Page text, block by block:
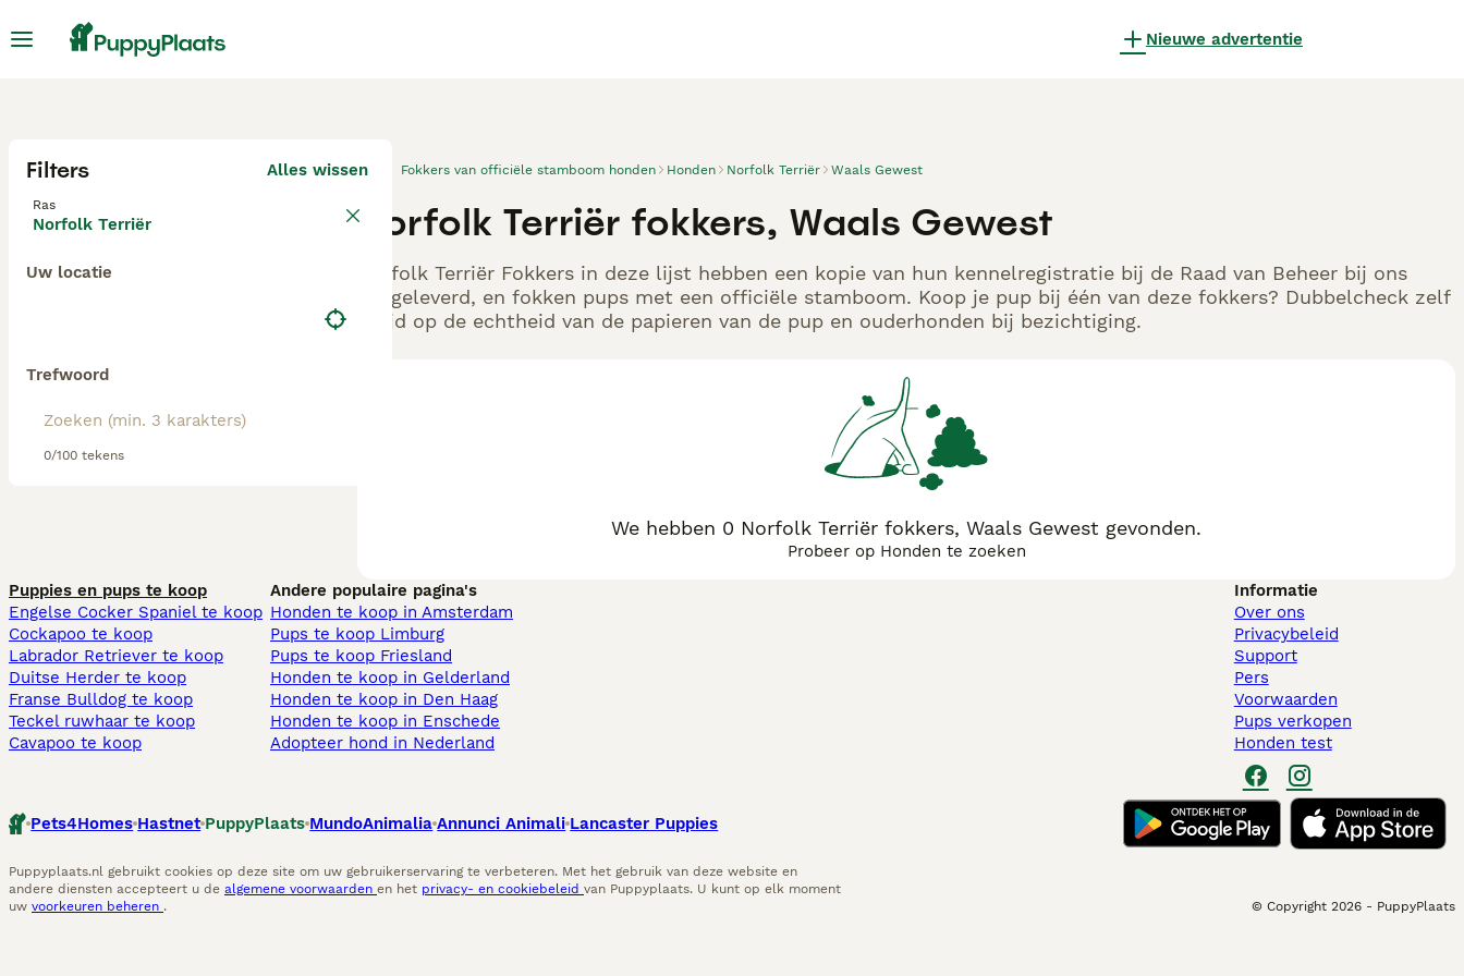
Nieuwe advertentie
Filters Alles wissen
Ras
Norfolk Terriër
Uw locatie
Trefwoord
0/100 tekens
Fokkers van officiële stamboom honden Honden Norfolk Terriër Waals Gewest
Norfolk Terriër fokkers, Waals Gewest
Norfolk Terriër Fokkers in deze lijst hebben een kopie van hun kennelregistratie bij de Raad van Beheer bij ons
aangeleverd, en fokken pups met een officiële stamboom. Koop je pup bij één van deze fokkers? Dubbelcheck zelf
altijd op de echtheid van de papieren van de pup en ouderhonden bij bezichtiging.
We hebben 0 Norfolk Terriër fokkers, Waals Gewest gevonden.
Probeer op Honden te zoeken
Puppies en pups te koop
Engelse Cocker Spaniel te koop
Cockapoo te koop
Labrador Retriever te koop
Duitse Herder te koop
Franse Bulldog te koop
Teckel ruwhaar te koop
Cavapoo te koop
Andere populaire pagina's
Honden te koop in Amsterdam
Pups te koop Limburg​
Pups te koop Friesland​
Honden te koop in Gelderland
Honden te koop in Den Haag
Honden te koop in Enschede
Adopteer hond in Nederland
Informatie
Over ons
Privacybeleid
Support
Pers
Voorwaarden
Pups verkopen
Honden test
Pets4Homes Hastnet PuppyPlaats MundoAnimalia Annunci Animali Lancaster Puppies
Puppyplaats.nl gebruikt cookies op deze site om uw gebruikerservaring te verbeteren. Met het gebruik van deze website en
andere diensten accepteert u de algemene voorwaarden en het privacy- en cookiebeleid van Puppyplaats. U kunt op elk moment
uw voorkeuren beheren . © Copyright 2026 - PuppyPlaats